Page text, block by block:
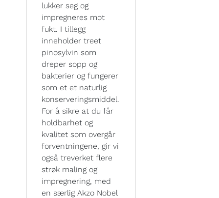
lukker seg og
impregneres mot
fukt. I tillegg
inneholder treet
pinosylvin som
dreper sopp og
bakterier og fungerer
som et et naturlig
konserveringsmiddel.
For å sikre at du får
holdbarhet og
kvalitet som overgår
forventningene, gir vi
også treverket flere
strøk maling og
impregnering, med
en særlig Akzo Nobel